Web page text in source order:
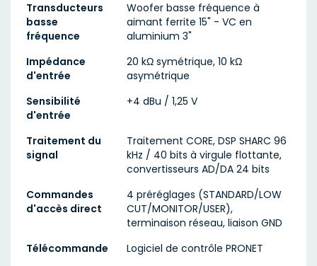
Transducteurs
basse
fréquence
Woofer basse fréquence à
aimant ferrite 15" - VC en
aluminium 3"
Impédance
d'entrée
20 kΩ symétrique, 10 kΩ
asymétrique
Sensibilité
d'entrée
+4 dBu / 1,25 V
Traitement du
signal
Traitement CORE, DSP SHARC 96
kHz / 40 bits à virgule flottante,
convertisseurs AD/DA 24 bits
Commandes
d'accès direct
4 préréglages (STANDARD/LOW
CUT/MONITOR/USER),
terminaison réseau, liaison GND
Télécommande
Logiciel de contrôle PRONET